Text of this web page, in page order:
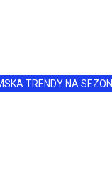
TRENDY NA SEZON